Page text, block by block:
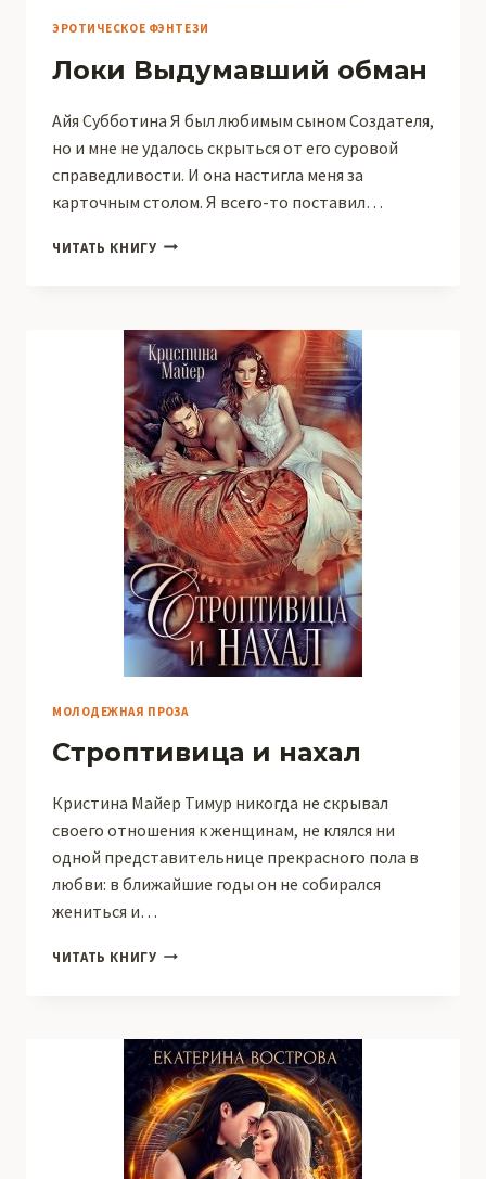
ЭРОТИЧЕСКОЕ ФЭНТЕЗИ
Локи Выдумавший обман
Айя Субботина Я был любимым сыном Создателя,
но и мне не удалось скрыться от его суровой
справедливости. И она настигла меня за
карточным столом. Я всего-то поставил…
ЧИТАТЬ КНИГУ ЛОКИ
МОЛОДЕЖНАЯ ПРОЗА
Строптивица и нахал
Кристина Майер Тимур никогда не скрывал
своего отношения к женщинам, не клялся ни
одной представительнице прекрасного пола в
любви: в ближайшие годы он не собирался
жениться и…
ЧИТАТЬ КНИГУ СТРОПТИВИЦА